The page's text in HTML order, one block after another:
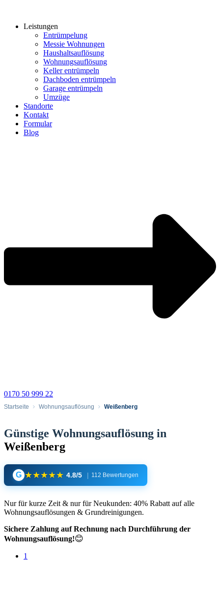
Leistungen
Entrümpelung
Messie Wohnungen
Haushaltsauflösung
Wohnungsauflösung
Keller entrümpeln
Dachboden entrümpeln
Garage entrümpeln
Umzüge
Standorte
Kontakt
Formular
Blog
0170 50 999 22
Startseite Wohnungsauflösung Weißenberg
Günstige Wohnungsauflösung in
Weißenberg
G ★★★★★ 4.8/5 | 112 Bewertungen
Nur für kurze Zeit & nur für Neukunden: 40% Rabatt auf alle
Wohnungsauflösungen & Grundreinigungen.
Sichere Zahlung auf Rechnung nach Durchführung der
Wohnungsauflösung!😊
1